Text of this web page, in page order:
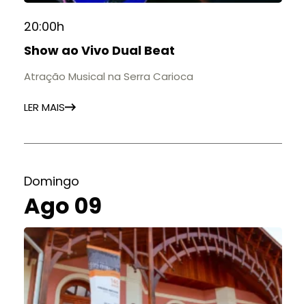
20:00h
Show ao Vivo Dual Beat
Atração Musical na Serra Carioca
LER MAIS
Domingo
Ago 09